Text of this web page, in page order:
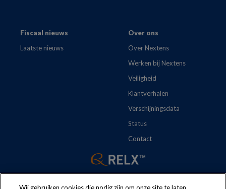
Fiscaal nieuws
Laatste nieuws
Over ons
Over Nextens
Werken bij Nextens
Veiligheid
Klantverhalen
Verschijningsdata
Status
Contact